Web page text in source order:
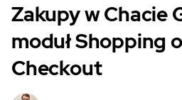
Zakupy w Chacie
moduł Shopping
Checkout